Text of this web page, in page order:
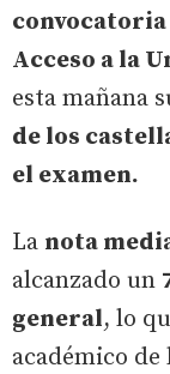
Acceso a la
esta mañana
de los
el examen.
La nota
alcanzado un
general, lo
académico de